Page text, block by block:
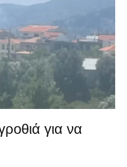
για να